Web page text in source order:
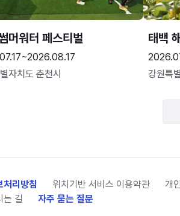
머워터 페스티벌
자치도 춘천시
태백
강원특
처리방침 위치기반 서비스 이용약관 개
는 길
자주 묻는 질문